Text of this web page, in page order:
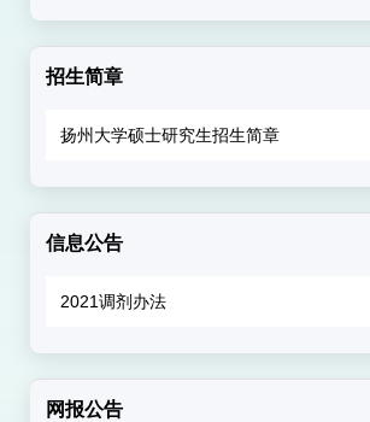
招生简章
扬州大学硕士研究生招生简章
信息公告
2021调剂办法
网报公告